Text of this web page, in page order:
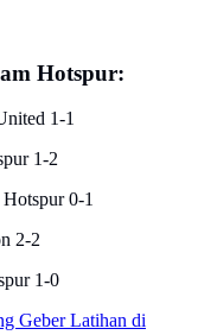
Hotspur:
1-1
1-2
0-1
2-2
1-0
Geber Latihan di